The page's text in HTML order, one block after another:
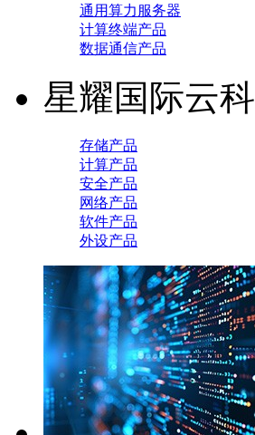
通用算力服务器
计算终端产品
数据通信产品
星耀国际云科
存储产品
计算产品
安全产品
网络产品
软件产品
外设产品